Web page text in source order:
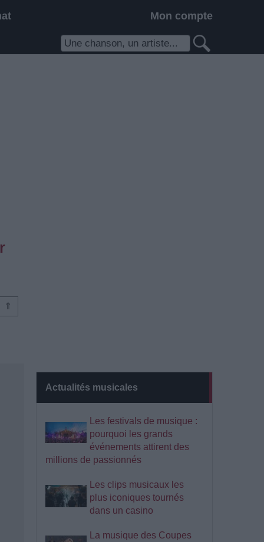
Mon compte
Actualités musicales
Les festivals de musique :
pourquoi les grands
événements attirent des
millions de passionnés
Les clips musicaux les
plus iconiques tournés
dans un casino
La musique des Coupes
⇑